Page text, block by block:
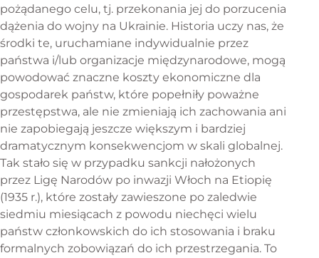
pożądanego celu, tj. przekonania jej do porzucenia
dążenia do wojny na Ukrainie. Historia uczy nas, że
środki te, uruchamiane indywidualnie przez
państwa i/lub organizacje międzynarodowe, mogą
powodować znaczne koszty ekonomiczne dla
gospodarek państw, które popełniły poważne
przestępstwa, ale nie zmieniają ich zachowania ani
nie zapobiegają jeszcze większym i bardziej
dramatycznym konsekwencjom w skali globalnej.
Tak stało się w przypadku sankcji nałożonych
przez Ligę Narodów po inwazji Włoch na Etiopię
(1935 r.), które zostały zawieszone po zaledwie
siedmiu miesiącach z powodu niechęci wielu
państw członkowskich do ich stosowania i braku
formalnych zobowiązań do ich przestrzegania. To